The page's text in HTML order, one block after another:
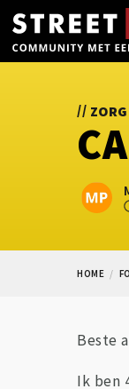
//
HOME
Beste
Ik ben